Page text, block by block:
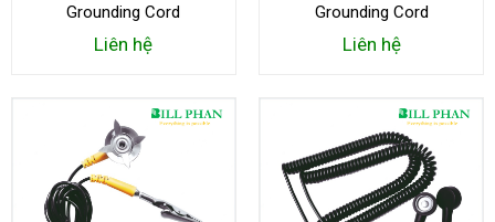
Grounding Cord
Liên hệ
Grounding Cord
Liên hệ